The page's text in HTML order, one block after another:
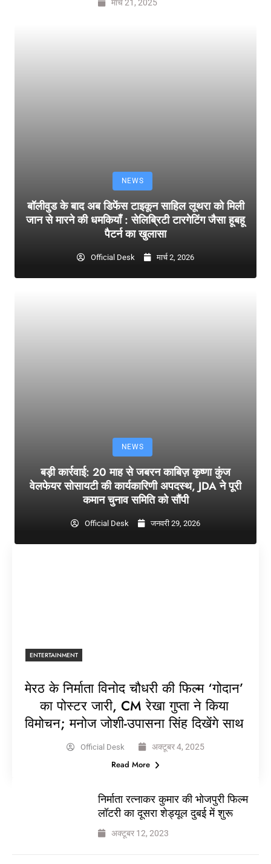
मार्च 21, 2025
NEWS
बॉलीवुड के बाद अब डिफेंस टाइकून साहिल लूथरा को मिली
जान से मारने की धमकियाँ : सेलिब्रिटी टारगेटिंग जैसा हूबहू
पैटर्न का खुलासा
Official Desk मार्च 2, 2026
NEWS
बड़ी कार्रवाई: 20 माह से जबरन काबिज़ कृष्णा कुंज
वेलफेयर सोसायटी की कार्यकारिणी अपदस्थ, JDA ने पूरी
कमान चुनाव समिति को सौंपी
Official Desk जनवरी 29, 2026
ENTERTAINMENT
मेरठ के निर्माता विनोद चौधरी की फिल्म ‘गोदान’
का पोस्टर जारी, CM रेखा गुप्ता ने किया
विमोचन; मनोज जोशी-उपासना सिंह दिखेंगे साथ
Official Desk अक्टूबर 4, 2025
Read More
निर्माता रत्नाकर कुमार की भोजपुरी फिल्म
लॉटरी का दूसरा शेड्यूल दुबई में शुरू
अक्टूबर 12, 2023